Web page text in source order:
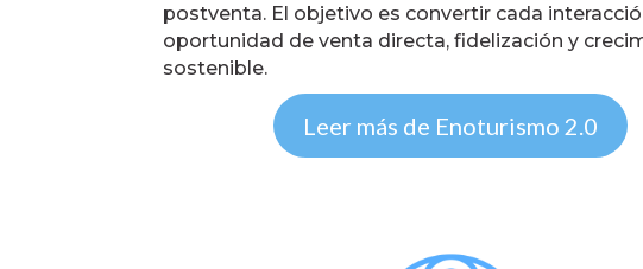
postventa. El objetivo es convertir cada
oportunidad de venta directa, fidelización y
sostenible.
Leer más de Enoturismo 2.0